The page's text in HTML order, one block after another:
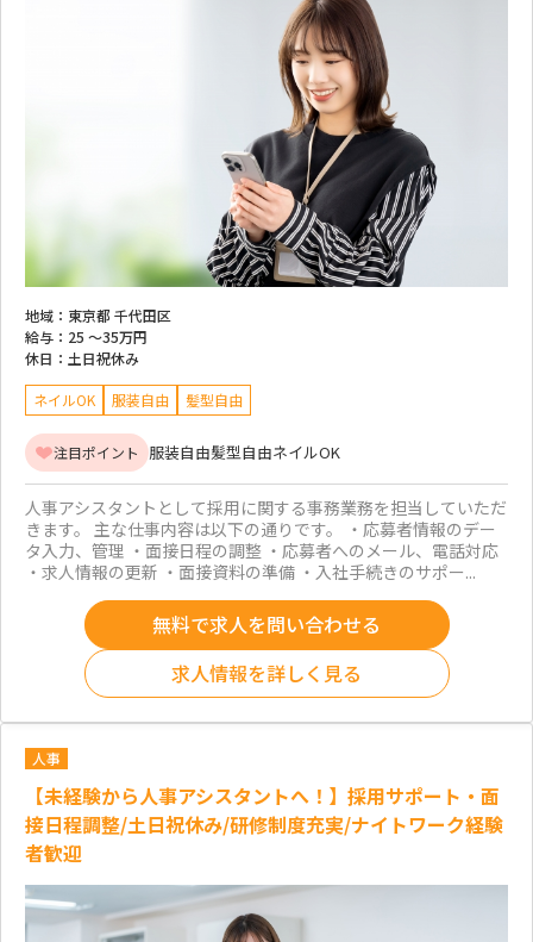
地域： 東京都 千代田区
給与： 25 ～35万円
休日： 土日祝休み
ネイルOK 服装自由 髪型自由
注目ポイント 服装自由髪型自由ネイルOK
人事アシスタントとして採用に関する事務業務を担当していただ
きます。 主な仕事内容は以下の通りです。 ・応募者情報のデー
タ入力、管理 ・面接日程の調整 ・応募者へのメール、電話対応
・求人情報の更新 ・面接資料の準備 ・入社手続きのサポー...
無料で求人を問い合わせる
求人情報を詳しく見る
人事
【未経験から人事アシスタントへ！】採用サポート・面
接日程調整/土日祝休み/研修制度充実/ナイトワーク経験
者歓迎